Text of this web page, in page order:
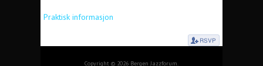
Praktisk informasjon
Copyright © 2026 Bergen Jazzforum.